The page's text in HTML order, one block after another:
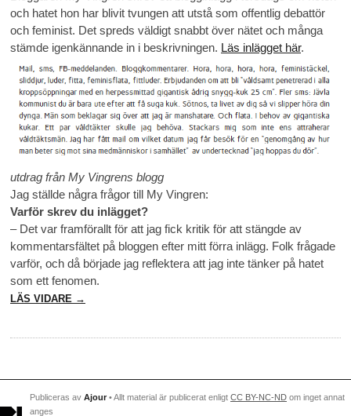
och hatet hon har blivit tvungen att utstå som offentlig debattör
och feminist. Det spreds väldigt snabbt över nätet och många
stämde igenkännande in i beskrivningen. Läs inlägget här.
utdrag från My Vingrens blogg
Jag ställde några frågor till My Vingren:
Varför skrev du inlägget?
– Det var framförallt för att jag fick kritik för att stängde av
kommentarsfältet på bloggen efter mitt förra inlägg. Folk frågade
varför, och då började jag reflektera att jag inte tänker på hatet
som ett fenomen.
LÄS VIDARE →
Publiceras av Ajour • Allt material är publicerat enligt CC BY-NC-ND om inget annat
anges